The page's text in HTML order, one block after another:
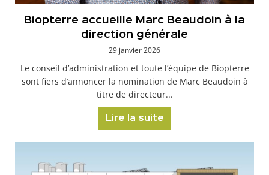
Biopterre accueille Marc Beaudoin à la
direction générale
29 janvier 2026
Le conseil d’administration et toute l’équipe de Biopterre
sont fiers d’annoncer la nomination de Marc Beaudoin à
titre de directeur...
Lire la suite